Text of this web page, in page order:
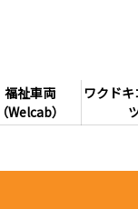
福祉車両
（Welcab）
ワクド